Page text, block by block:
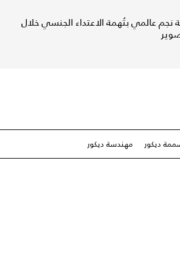
نجم عالمي بتُهمة الاعتداء الجنسي خلال
ديكور مهندسة ديكور